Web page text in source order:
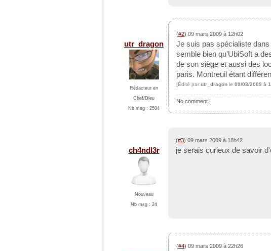
utr_dragon
Rédacteur en
Chef/Dieu
Nb msg : 2504
(#2) 09 mars 2009 à 12h02
Je suis pas spécialiste
semble bien qu'UbiSoft a
de son siège et aussi des
paris. Montreuil étant
[Édité par utr_dragon le 09/03/2009 à
No comment !
ch4ndl3r
Nouveau
Nb msg : 24
(#3) 09 mars 2009 à 18h42
je serais curieux de savoir
(#4) 09 mars 2009 à 22h26